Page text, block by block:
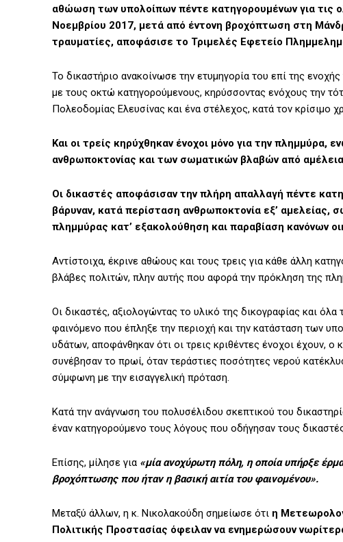
αθώωση των υπολοίπων πέντε κατηγορουμένων για τις
Νοεμβρίου 2017, μετά από έντονη βροχόπτωση στη
τραυματίες, αποφάσισε το Τριμελές Εφετείο
Το δικαστήριο ανακοίνωσε την ετυμηγορία του επί της
με τους οκτώ κατηγορούμενους, κηρύσσοντας ενόχους την
Πολεοδομίας Ελευσίνας και ένα στέλεχος, κατά τον κρίσιμο
Και οι τρείς κηρύχθηκαν ένοχοι μόνο για την πλημμύρα,
ανθρωποκτονίας και των σωματικών βλαβών από
Οι δικαστές αποφάσισαν την πλήρη απαλλαγή πέντε
βάρυναν, κατά περίσταση ανθρωποκτονία εξ’
πλημμύρας κατ’ εξακολούθηση και παραβίαση κανόνων
Αντίστοιχα, έκρινε αθώους και τους τρεις για κάθε άλλη
βλάβες πολιτών, πλην αυτής που αφορά την πρόκληση της
Οι δικαστές, αξιολογώντας το υλικό της δικογραφίας και όλα
φαινόμενο που έπληξε την περιοχή και την κατάσταση των
υδάτων, αποφάνθηκαν ότι οι τρεις κριθέντες ένοχοι έχουν,
συνέβησαν το πρωί, όταν τεράστιες ποσότητες νερού
σύμφωνη με την εισαγγελική πρόταση.
Κατά την ανάγνωση του πολυσέλιδου σκεπτικού του
έναν κατηγορούμενο τους λόγους που οδήγησαν τους
Επίσης, μίλησε για «μία ανοχύρωτη πόλη, η οποία υπήρξε
βροχόπτωσης που ήταν η βασική αιτία του φαινομένου».
Μεταξύ άλλων, η κ. Νικολακούδη σημείωσε ότι η
Πολιτικής Προστασίας όφειλαν να ενημερώσουν